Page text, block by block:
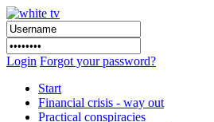
Login Forgot your password?
Start
Financial crisis - way out
Practical conspiracies